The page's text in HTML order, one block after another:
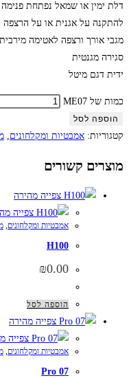
דלת ימין או שמאל נפתחת פנימה
להתקנה על אגנית או על הרצפה
מגבי אורך ורצפה לאטימה מירבית
סגירה מגנטית
ידית דגם מיטל
כמות של ME07
הוספה לסל
קטגוריות: אמבטיות ומקלחונים,
מוצרים קשורים
צפייה מהירה
צפייה
אמבטיות ומקלחונים
H100
₪0.00
הוספה לסל
צפייה מהירה
צפייה
אמבטיות ומקלחונים,
Pro 07